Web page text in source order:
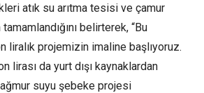
atık su arıtma tesisi ve çamur
belirterek, “Bu
liralık projemizin imaline başlıyoruz.
lirası da yurt dışı kaynaklardan
suyu şebeke projesi